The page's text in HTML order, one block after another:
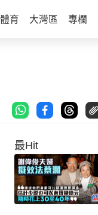
體育 大灣區 專欄
最Hit